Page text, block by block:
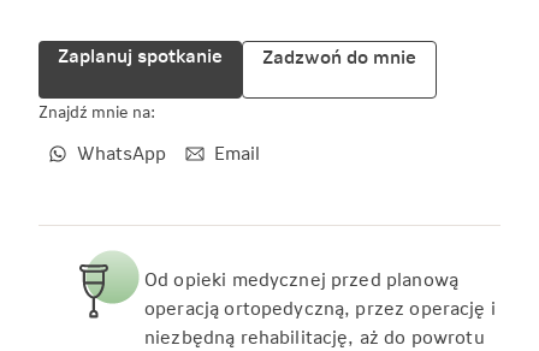
Zaplanuj spotkanie Zadzwoń do mnie
Znajdź mnie na:
WhatsApp Email
Od opieki medycznej przed planową
operacją ortopedyczną, przez operację i
niezbędną rehabilitację, aż do powrotu